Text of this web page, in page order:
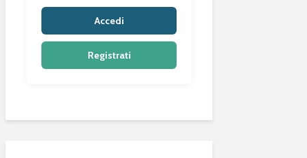
Accedi
Registrati